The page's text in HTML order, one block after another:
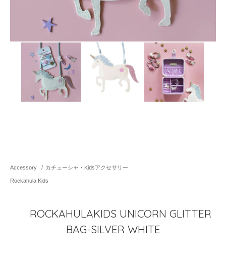
Accessory / カチューシャ・Kidsアクセサリー
Rockahula Kids
ROCKAHULAKIDS UNICORN GLITTER
BAG-SILVER WHITE